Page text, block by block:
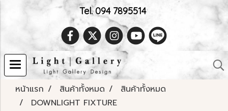
Tel. 094 7895514
หน้าแรก สินค้าทั้งหมด
สินค้าทั้งหมด
DOWNLIGHT FIXTURE